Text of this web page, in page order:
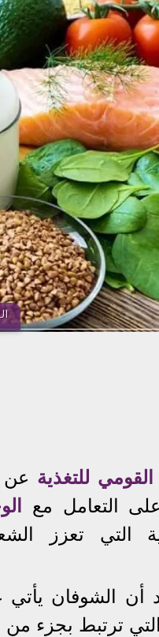
القومي للتغذية عن
التعامل مع
التي تعزز
أن الشوفان
التي ترتبط بجزء